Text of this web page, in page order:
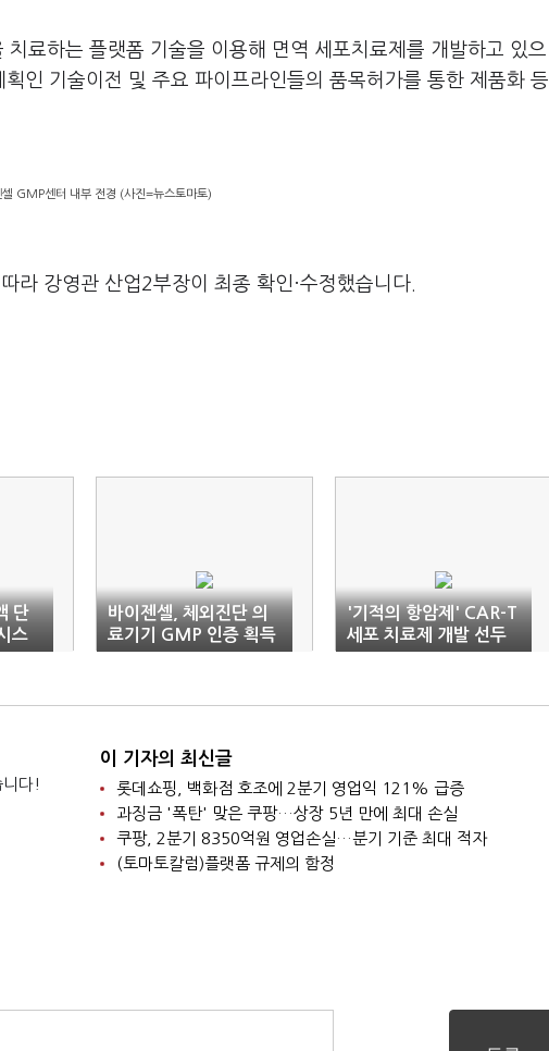
료하는 플랫폼 기술을 이용해 면역 세포치료제를 개발하고 있으
인 기술이전 및 주요 파이프라인들의 품목허가를 통한 제품화 등
셀 GMP센터 내부 전경 (사진=뉴스토마토)
라 강영관 산업2부장이 최종 확인·수정했습니다.
단
스
바이젠셀, 체외진단 의
료기기 GMP 인증 획득
'기적의 항암제' CAR-T
세포 치료제 개발 선두
주자는
니다!
이 기자의 최신글
롯데쇼핑, 백화점 호조에 2분기 영업익 121% 급증
과징금 '폭탄' 맞은 쿠팡…상장 5년 만에 최대 손실
쿠팡, 2분기 8350억원 영업손실…분기 기준 최대 적자
(토마토칼럼)플랫폼 규제의 함정